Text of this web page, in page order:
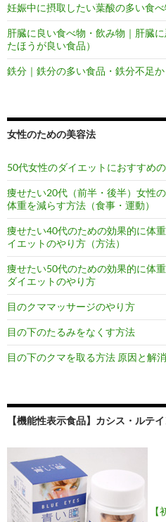
妊娠中に摂取したい葉酸の多い食
肝臓に良い食べ物・飲み物｜肝臓
たほうが良い食品）
鉄分｜鉄分の多い食品・鉄分不足
女性のための美容法
50代女性のダイエットにおすすめ
痩せたい20代（前半・後半）女性
体重を減らす方法（食事・運動）
痩せたい40代のための効果的に体
イエットのやり方（方法）
痩せたい50代のための効果的に体
ダイエットのやり方
目のクママッサージのやり方
目の下のたるみをなくす方法
目の下のクマを取る方法 原因と解
【機能性表示食品】カシス・ルテ
【